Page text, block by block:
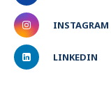
INSTAGRAM
LINKEDIN